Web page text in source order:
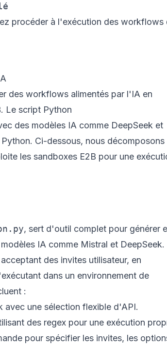
procéder à l'exécution des workflows
des workflows alimentés par l'IA en
Le script Python
des modèles IA comme DeepSeek et
Ci-dessous, nous décomposons
les sandboxes E2B pour une
, sert d'outil complet pour générer
IA comme Mistral et DeepSeek.
des invites utilisateur, en
dans un environnement de
:
avec une sélection flexible d'API.
des regex pour une exécution
pour spécifier les invites, les